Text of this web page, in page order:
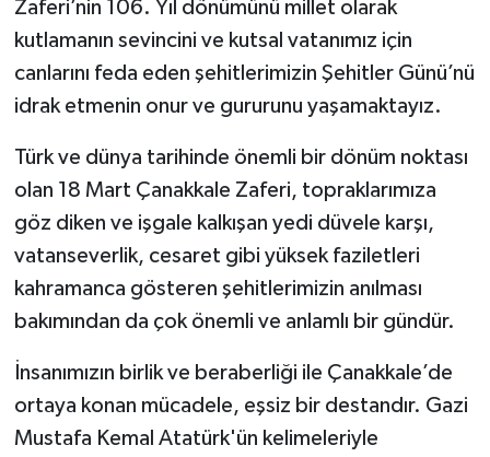
Zaferi’nin 106. Yıl dönümünü millet olarak
kutlamanın sevincini ve kutsal vatanımız için
canlarını feda eden şehitlerimizin Şehitler Günü’nü
idrak etmenin onur ve gururunu yaşamaktayız.
Türk ve dünya tarihinde önemli bir dönüm noktası
olan 18 Mart Çanakkale Zaferi, topraklarımıza
göz diken ve işgale kalkışan yedi düvele karşı,
vatanseverlik, cesaret gibi yüksek faziletleri
kahramanca gösteren şehitlerimizin anılması
bakımından da çok önemli ve anlamlı bir gündür.
İnsanımızın birlik ve beraberliği ile Çanakkale’de
ortaya konan mücadele, eşsiz bir destandır. Gazi
Mustafa Kemal Atatürk'ün kelimeleriyle